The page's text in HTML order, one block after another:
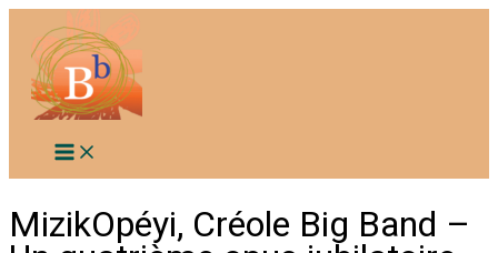
contenu
MizikOpéyi, Créole Big Band –